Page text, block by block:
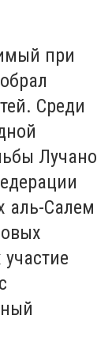
при
Среди
Лучано
аль-Салем